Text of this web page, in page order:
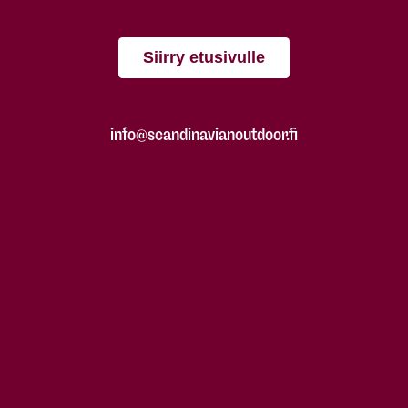
Siirry etusivulle
info@scandinavianoutdoor.fi